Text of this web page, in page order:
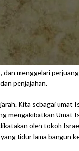
beriman selalu
apa lagi yang akan
dan menggelari
penjajahan.
Kita sebagai
mengakibatkan
oleh tokoh
tidur lama bangun